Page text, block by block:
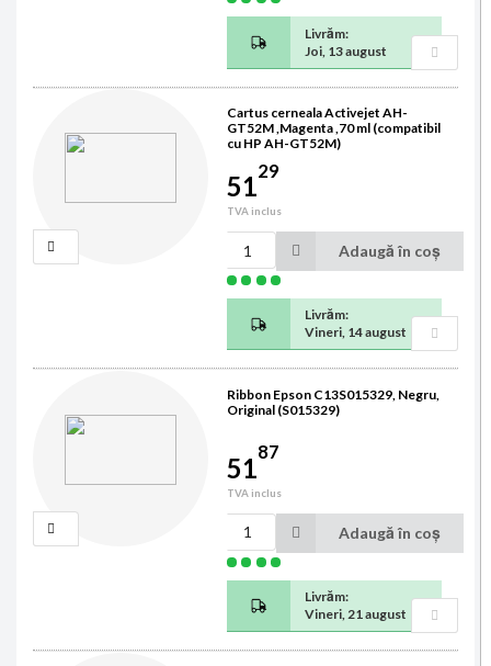
Livrăm:
Joi, 13 august
Cartus cerneala Activejet AH-
GT52M ,Magenta ,70 ml (compatibil
cu HP AH-GT52M)
5129
TVA inclus
Adaugă în coș
Livrăm:
Vineri, 14 august
Ribbon Epson C13S015329, Negru,
Original (S015329)
5187
TVA inclus
Adaugă în coș
Livrăm:
Vineri, 21 august